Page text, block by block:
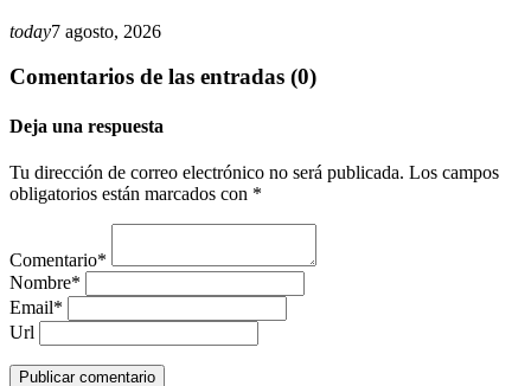
today7 agosto, 2026
Comentarios de las entradas (0)
Deja una respuesta
Tu dirección de correo electrónico no será publicada. Los campos
obligatorios están marcados con *
Comentario*
Nombre*
Email*
Url